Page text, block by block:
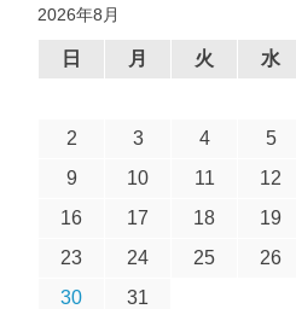
2026年8月
日 月 火 水
2
3 4 5
9
10 11 12
16
17 18 19
23
24 25 26
30
31